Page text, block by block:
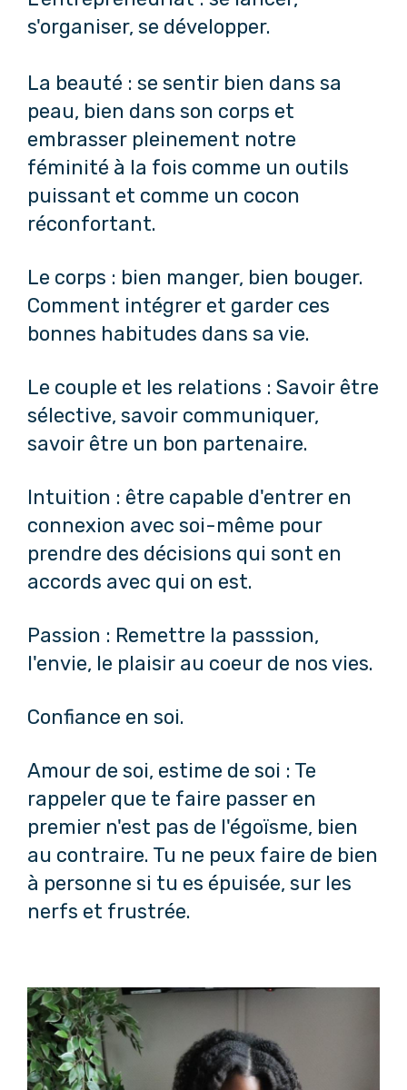
s'organiser, se développer.
La beauté : se sentir bien dans sa
peau, bien dans son corps et
embrasser pleinement notre
féminité à la fois comme un outils
puissant et comme un cocon
réconfortant.
Le corps : bien manger, bien bouger.
Comment intégrer et garder ces
bonnes habitudes dans sa vie.
Le couple et les relations : Savoir être
sélective, savoir communiquer,
savoir être un bon partenaire.
Intuition : être capable d'entrer en
connexion avec soi-même pour
prendre des décisions qui sont en
accords avec qui on est.
Passion : Remettre la passsion,
l'envie, le plaisir au coeur de nos vies.
Confiance en soi.
Amour de soi, estime de soi : Te
rappeler que te faire passer en
premier n'est pas de l'égoïsme, bien
au contraire. Tu ne peux faire de bien
à personne si tu es épuisée, sur les
nerfs et frustrée.